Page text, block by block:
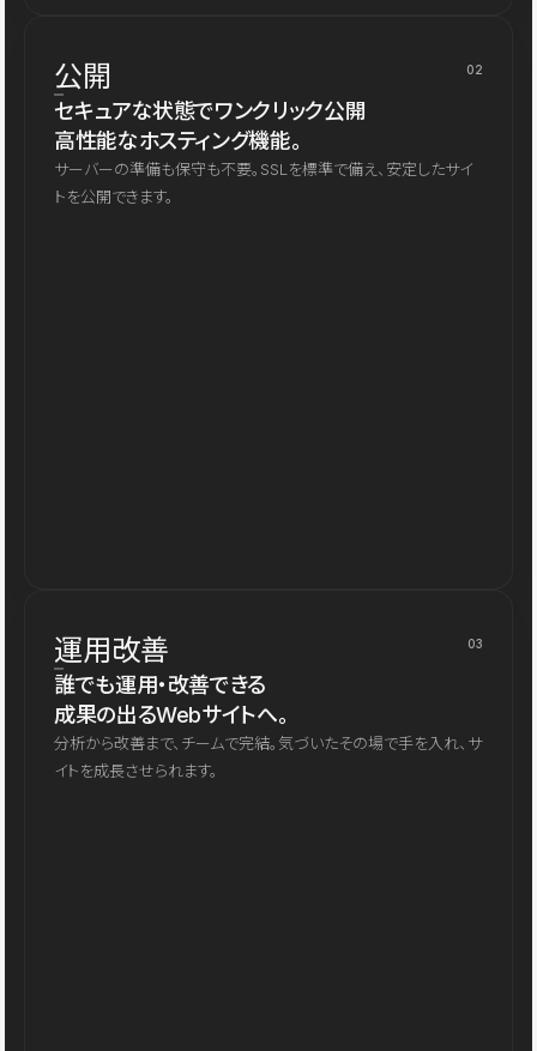
公開 02
セキュアな状態でワンクリック公開
高性能なホスティング機能。
サーバーの準備も保守も不要。SSLを標準で備え、安定したサイ
トを公開できます。
運用改善 03
誰でも運用・改善できる
成果の出るWebサイトへ。
分析から改善まで、チームで完結。気づいたその場で手を入れ、サ
イトを成長させられます。